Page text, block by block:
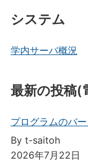
システム
学内サーバ概況
最新の投稿(
プログラムのバ
By t-saitoh
2026年7月22日